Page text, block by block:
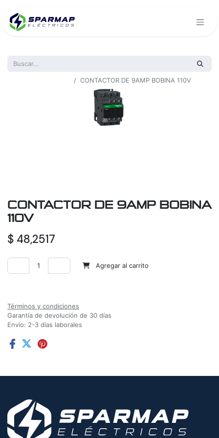
CONTACTOR DE 9AMP BOBINA 110V
CONTACTOR DE 9AMP BOBINA
110V
$ 48,2517
Agregar al carrito
Términos y condiciones
Garantía de devolución de 30 días
Envío: 2-3 días laborales